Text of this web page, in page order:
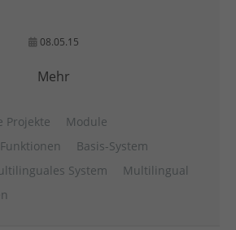
08.05.15
Mehr
Projekte
Module
Funktionen
Basis-System
System
Multilingual